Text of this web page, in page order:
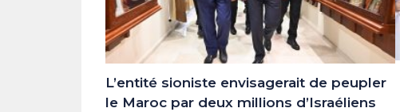
L’entité sioniste envisagerait de peupler
le Maroc par deux millions d’Israéliens